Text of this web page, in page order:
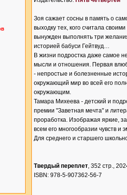
Зоя сажает сосны в память о
выходку тех, кого считала
вынужден выполнять три
историей бабуси Гейтвуд…
В жизни подростка даже самое
мысли и отношения. Первая
- непростые и болезненные
окружающий мир во всей его
окружающим.
Тамара Михеева - детский и
премии "Заветная мечта" и
проработка. Изображая яркие,
всем его многообразии чувств
Для среднего и старшего
Твердый переплет, 352 стр.,
ISBN: 978-5-907362-56-7